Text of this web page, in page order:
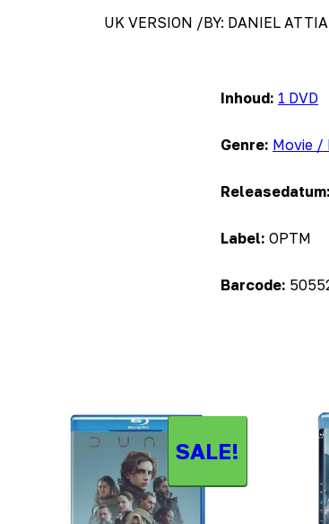
UK VERSION /BY: DANIEL
Inhoud: 1 DVD
Genre: Movie
Releasedatum:
Label: OPTM
Barcode:
SALE!